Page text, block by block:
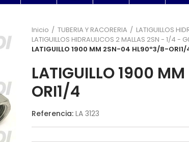
Inicio TUBERIA Y RACORERIA
LATIGUILLOS
LATIGUILLOS HIDRAULICOS 2 MALLAS 2SN - 1/4 -
LATIGUILLO 1900 MM 2SN-04 HL90º3/8-
LATIGUILLO 1900
ORI1/4
Referencia: LA 3123